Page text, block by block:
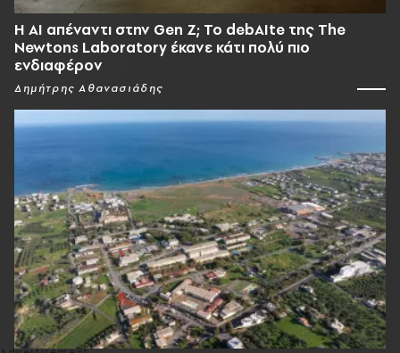
Η AI απέναντι στην Gen Z; Το debAIte της The
Newtons Laboratory έκανε κάτι πολύ πιο
ενδιαφέρον
Δημήτρης Αθανασιάδης